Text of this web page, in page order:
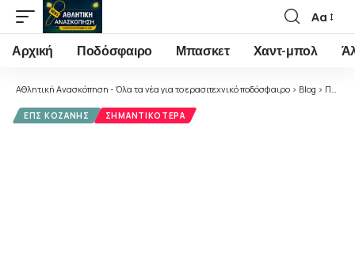
Font
Resizer
Αα
Αρχική Ποδόσφαιρο Μπασκετ Χαντ-μπολ
Αθλητική Ανασκόπηση - Όλα τα νέα για το ερασιτεχνικό ποδόσφαιρο > Blog > Ποδόσφαιρο
ΕΠΣ ΚΟΖΆΝΗΣ ΣΗΜΑΝΤΙΚΌΤΕΡΑ